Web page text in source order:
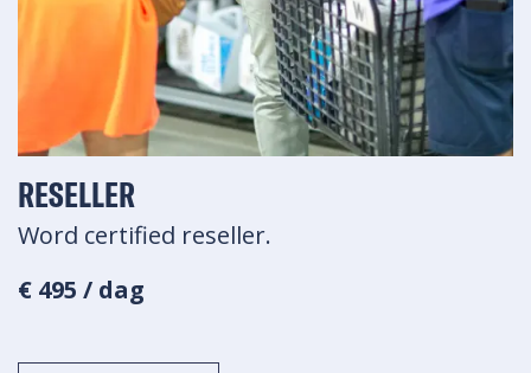
RESELLER
Word certified reseller.
€ 495 / dag